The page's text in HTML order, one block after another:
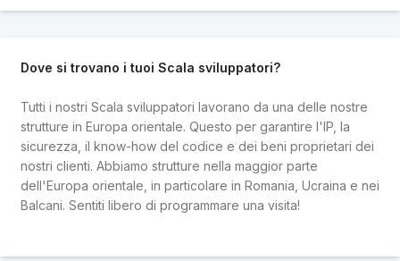
Dove si trovano i tuoi Scala sviluppatori?
Tutti i nostri Scala sviluppatori lavorano da una delle nostre
strutture in Europa orientale. Questo per garantire l'IP, la
sicurezza, il know-how del codice e dei beni proprietari dei
nostri clienti. Abbiamo strutture nella maggior parte
dell'Europa orientale, in particolare in Romania, Ucraina e nei
Balcani. Sentiti libero di programmare una visita!